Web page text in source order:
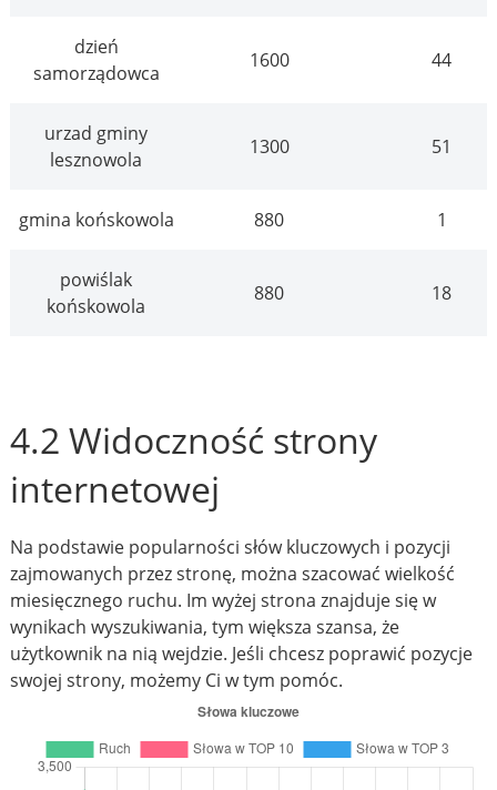
dzień
samorządowca
1600 44
urzad gminy
lesznowola
1300 51
gmina końskowola 880 1
powiślak
końskowola
880 18
4.2 Widoczność strony
internetowej
Na podstawie popularności słów kluczowych i pozycji
zajmowanych przez stronę, można szacować wielkość
miesięcznego ruchu. Im wyżej strona znajduje się w
wynikach wyszukiwania, tym większa szansa, że
użytkownik na nią wejdzie. Jeśli chcesz poprawić pozycje
swojej strony, możemy Ci w tym pomóc.